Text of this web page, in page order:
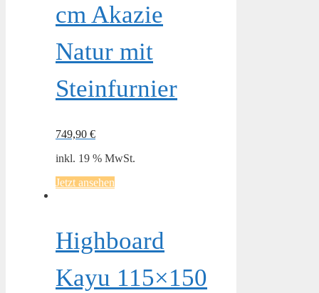
cm Akazie
Natur mit
Steinfurnier
749,90 €
inkl. 19 % MwSt.
Jetzt ansehen
Highboard
Kayu 115×150